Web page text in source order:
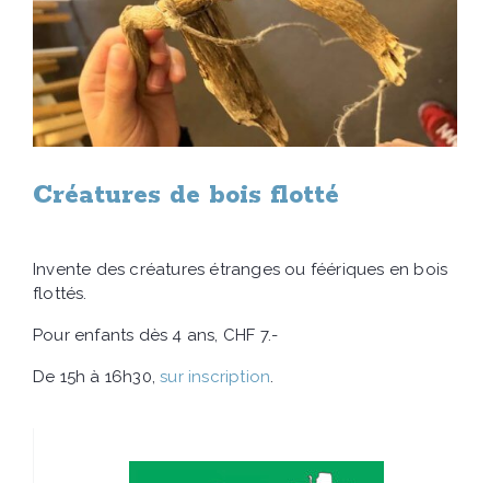
Créatures de bois flotté
Invente des créatures étranges ou féériques en bois
flottés.
Pour enfants dès 4 ans, CHF 7.-
De 15h à 16h30,sur inscription.